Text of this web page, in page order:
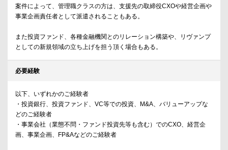
案件によって、管理職クラスの方は、支援先の取締役CXOや経営企画や
事業企画責任者として派遣されることもある。
また投資ファンド、各種金融機関とのリレーション構築や、リヴァンプ
としての新規領域の立ち上げを担う頂く場合もある。
必要経験
以下、いずれかのご経験者
・投資銀行、投資ファンド、VC等での投資、M&A、バリューアップな
どのご経験者
・事業会社（業態不問・ファンド投資先等も含む）でのCXO、経営企
画、事業企画、FP&Aなどのご経験者